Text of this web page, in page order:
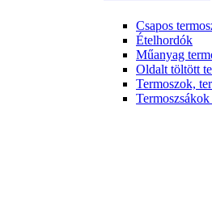
Csapos
Ételhordók
Műanyag
Oldalt töltött
Termoszok,